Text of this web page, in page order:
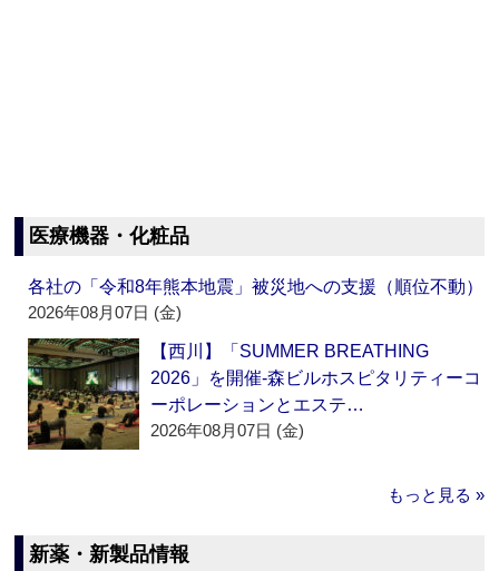
医療機器・化粧品
各社の「令和8年熊本地震」被災地への支援（順位不動）
2026年08月07日 (金)
【西川】「SUMMER BREATHING
2026」を開催‐森ビルホスピタリティーコ
ーポレーションとエステ…
2026年08月07日 (金)
もっと見る »
新薬・新製品情報